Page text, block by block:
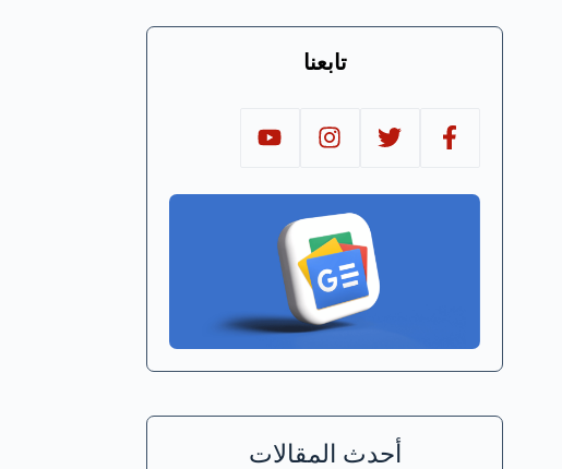
تابعنا
أحدث المقالات